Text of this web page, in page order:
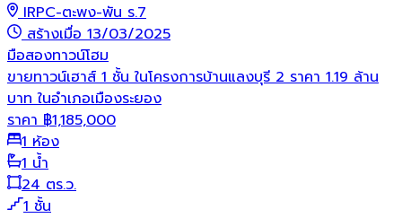
IRPC-ตะพง-พัน ร.7
สร้างเมื่อ 13/03/2025
มือสองทาวน์โฮม
ขายทาวน์เฮาส์ 1 ชั้น ในโครงการบ้านแลงบุรี 2 ราคา 1.19 ล้าน
บาท ในอำเภอเมืองระยอง
ราคา ฿1,185,000
1 ห้อง
1 น้ำ
24 ตร.ว.
1 ชั้น